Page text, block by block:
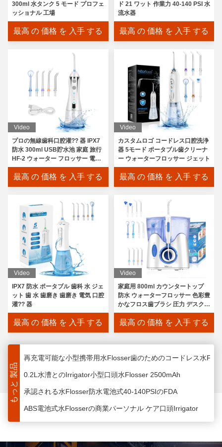
300ml 水タンク 5 モード プロフェ
ッショナル 工場
最高 の 価格 を 入手 する
ド 21 ワット 作業力 40-140 PSI 水
流水器
最高 の 価格 を 入手 する
Video
プロの無線歯科口腔灌?? 器 IPX7
防水 300ml USB貯水池 家庭 旅行
HF-2 ウォーター フロッサー 電動
H2ofloss
最高 の 価格 を 入手 する
Video
カスタムロゴ コードレス口腔洗浄
器 5モード ポータブル歯クリーナ
ー ウォーターフロッサー ジェット
最高 の 価格 を 入手 する
Video
IPX7 防水 ポータブル 歯科 水 ジェ
ット 歯 水 歯磨き 歯磨き 電気 口腔
灌?? 器
最高 の 価格 を 入手 する
Video
家庭用 800ml カウンタートップ
防水 ウォーターフロッサー 色彩豊
かなフロス歯ブラシ 圧力 デスクト
ップ ポータブル 歯ブラシ と デス
クトップ 電動 フロッサー 水フロ
ス 歯ブラシ 家用
最高 の 価格 を 入手 する
もっと 製品
5つのモード口頭Irrigator水Flosserの40-140PSIウォーター ジ
IPX7防水超音波水Flosserの歯の洗剤40-140PSIの水圧
5つのモードあなたの口IPX7のための携帯用口頭Irrigatorの鉱泉
Electricの携帯用水FlosserのHF6旅行口頭Irrigator 2500mah
ABS携帯用歯科水一突き、商業歯のクリーン ウォーターのジェ
2500mah携帯用水Flosserの30-110PSIコードレス水Flosserの
5 モード 電気用水フロッサー IPX7 防水水フロッサー OEM パ
再充電可能な小型携帯用水Flosser歯のためのコードレス水
0.2L水漕とのIrrigator小型口頭水Flosser 2500mAh
ABS電池式水Flosserの商業パーソナル ケア口頭Irrigator
歯、40-140PSI Electricコードレス口頭Irrigatorのマニュアルの
ホットセール M209 電動水洗浄器 大きなタンク 310Ml 歯磨き
OEM ODM ウォーター フロッサー 歯と歯列矯正 ワイヤレス
ポータブル ウォーター フロッサー 充電可能 旅用 灌水器 水槽